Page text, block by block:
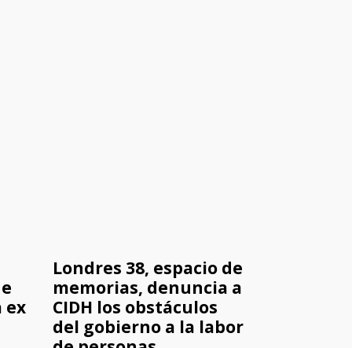
ex
Londres 38, espacio de
memorias, denuncia a
CIDH los obstáculos
del gobierno a la labor